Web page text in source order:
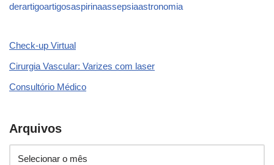
derartigoartigosaspirinaassepsiaastronomia
Check-up Virtual
Cirurgia Vascular: Varizes com laser
Consultório Médico
Arquivos